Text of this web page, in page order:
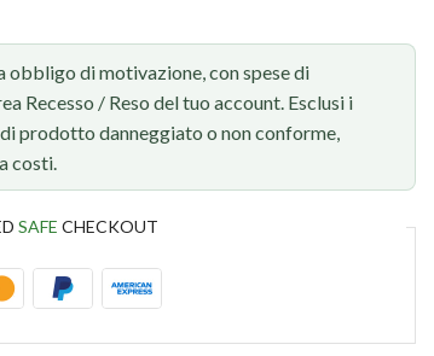
obbligo di motivazione, con spese di
Recesso / Reso del tuo account. Esclusi i
prodotto danneggiato o non conforme,
costi.
SAFE CHECKOUT